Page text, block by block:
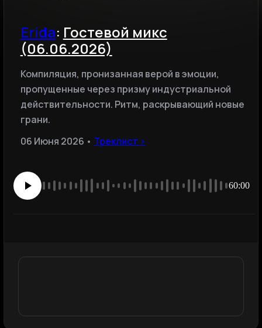
Erida: Гостевой микс
(06.06.2026)
Компиляция, пронизанная верой в эмоции,
пропущенные через призму индустриальной
действительности. Ритм, раскрывающий новые
грани.
06 Июня 2026 • Треклист ›
60:00